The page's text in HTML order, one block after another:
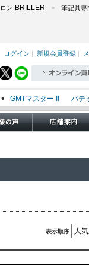
ン: BRILLER 筆記具専
ログイン 新規会員登録
GMTマスター II パテ
エクスプローラー I
表示順序